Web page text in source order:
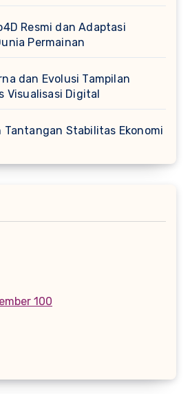
Resmi dan Adaptasi
Permainan
dan Evolusi Tampilan
Visualisasi Digital
Tantangan Stabilitas Ekonomi
100